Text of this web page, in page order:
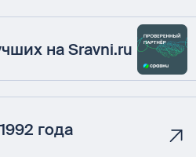
на Sravni.ru
года